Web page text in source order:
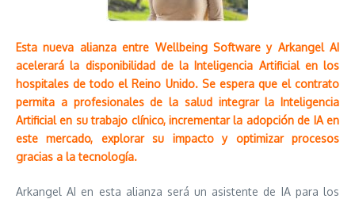
Esta nueva alianza entre Wellbeing Software y Arkangel AI
acelerará la disponibilidad de la Inteligencia Artificial en los
hospitales de todo el Reino Unido. Se espera que el contrato
permita a profesionales de la salud integrar la Inteligencia
Artificial en su trabajo clínico, incrementar la adopción de IA en
este mercado, explorar su impacto y optimizar procesos
gracias a la tecnología.
Arkangel AI en esta alianza será un asistente de IA para los